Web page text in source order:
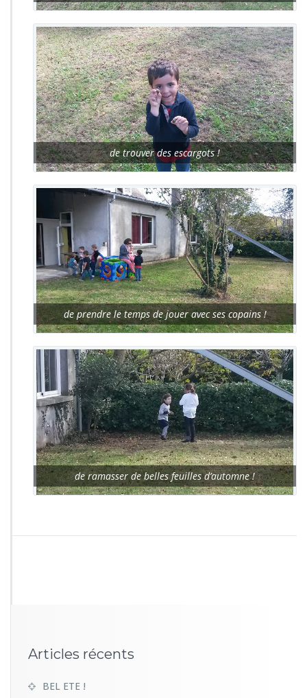
de trouver des escargots !
de prendre le temps de jouer avec ses copains !
de ramasser de belles feuilles d’automne !
Articles récents
BEL ETE !